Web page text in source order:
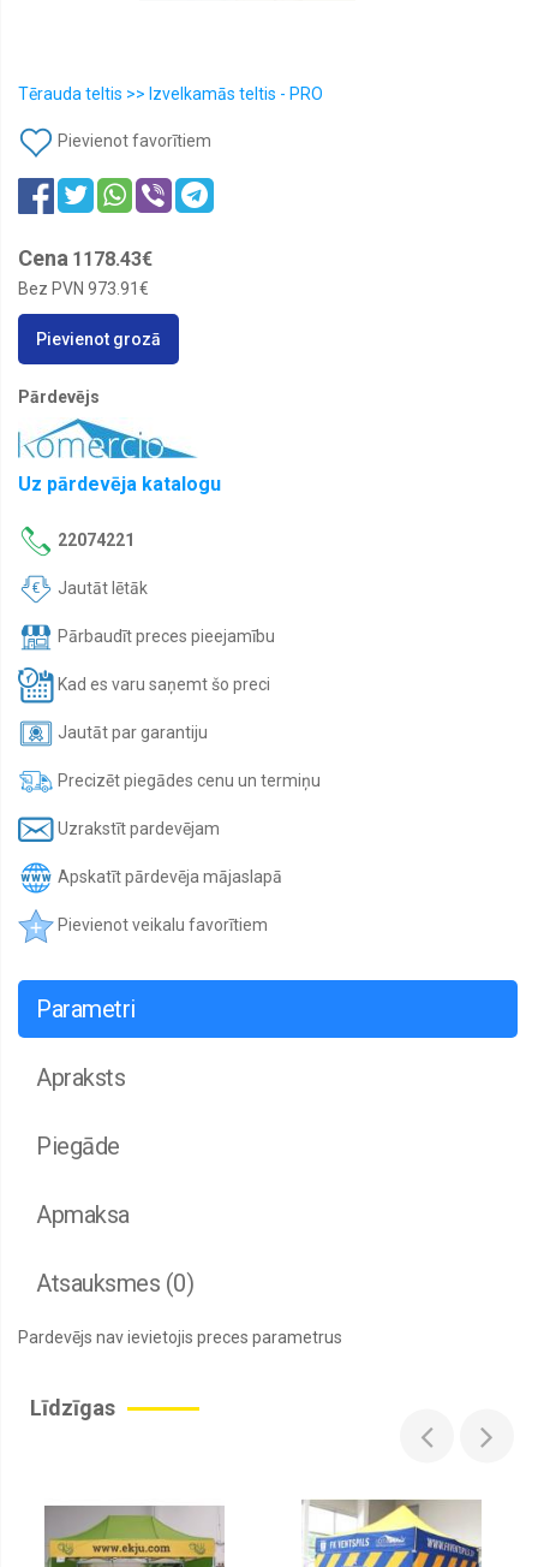
Gloo
Tērauda teltis >> Izvelkamās teltis - PRO
Pievienot favorītiem
Cena 1178.43€
Bez PVN 973.91€
Pievienot grozā
Pārdevējs
Uz pārdevēja katalogu
22074221
Jautāt lētāk
Pārbaudīt preces pieejamību
Kad es varu saņemt šo preci
Jautāt par garantiju
Precizēt piegādes cenu un termiņu
Uzrakstīt pardevējam
Apskatīt pārdevēja mājaslapā
Pievienot veikalu favorītiem
Parametri
Apraksts
Piegāde
Apmaksa
Atsauksmes (0)
Pardevējs nav ievietojis preces parametrus
Līdzīgas